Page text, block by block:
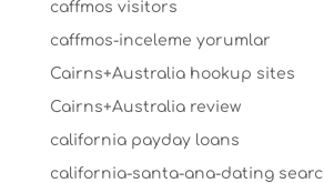
caffmos visitors
caffmos-inceleme yorumlar
Cairns+Australia hookup sites
Cairns+Australia review
california payday loans
california-santa-ana-dating